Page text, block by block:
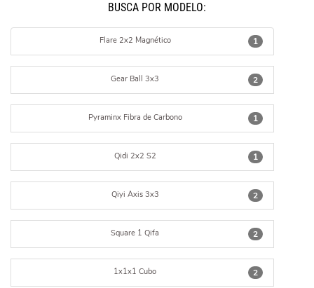
BUSCÁ POR MODELO:
1
Flare 2x2 Magnético
2
Gear Ball 3x3
1
Pyraminx Fibra de Carbono
1
Qidi 2x2 S2
2
Qiyi Axis 3x3
2
Square 1 Qifa
2
1x1x1 Cubo